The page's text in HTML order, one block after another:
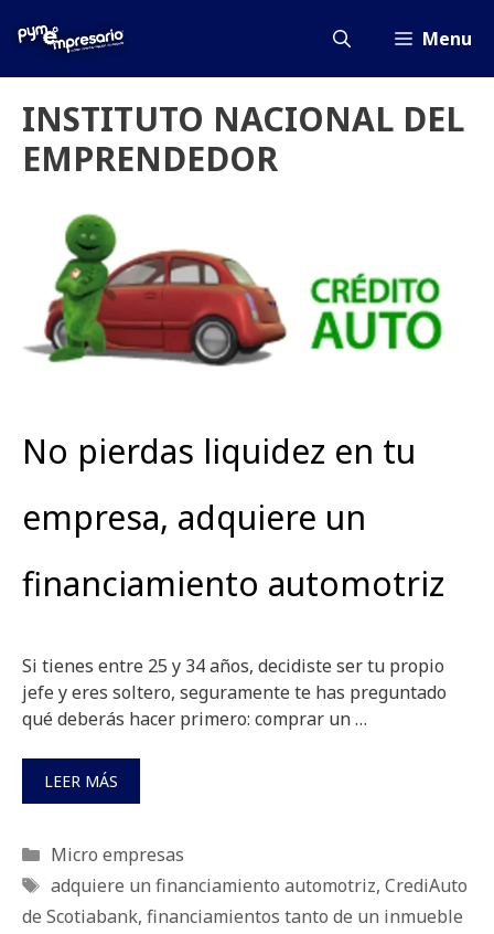
Menu
INSTITUTO NACIONAL DEL
EMPRENDEDOR
No pierdas liquidez en tu
empresa, adquiere un
financiamiento automotriz
Si tienes entre 25 y 34 años, decidiste ser tu propio
jefe y eres soltero, seguramente te has preguntado
qué deberás hacer primero: comprar un …
LEER MÁS
Categorías
Micro empresas
Etiquetas
adquiere un financiamiento automotriz, CrediAuto
de Scotiabank, financiamientos tanto de un inmueble